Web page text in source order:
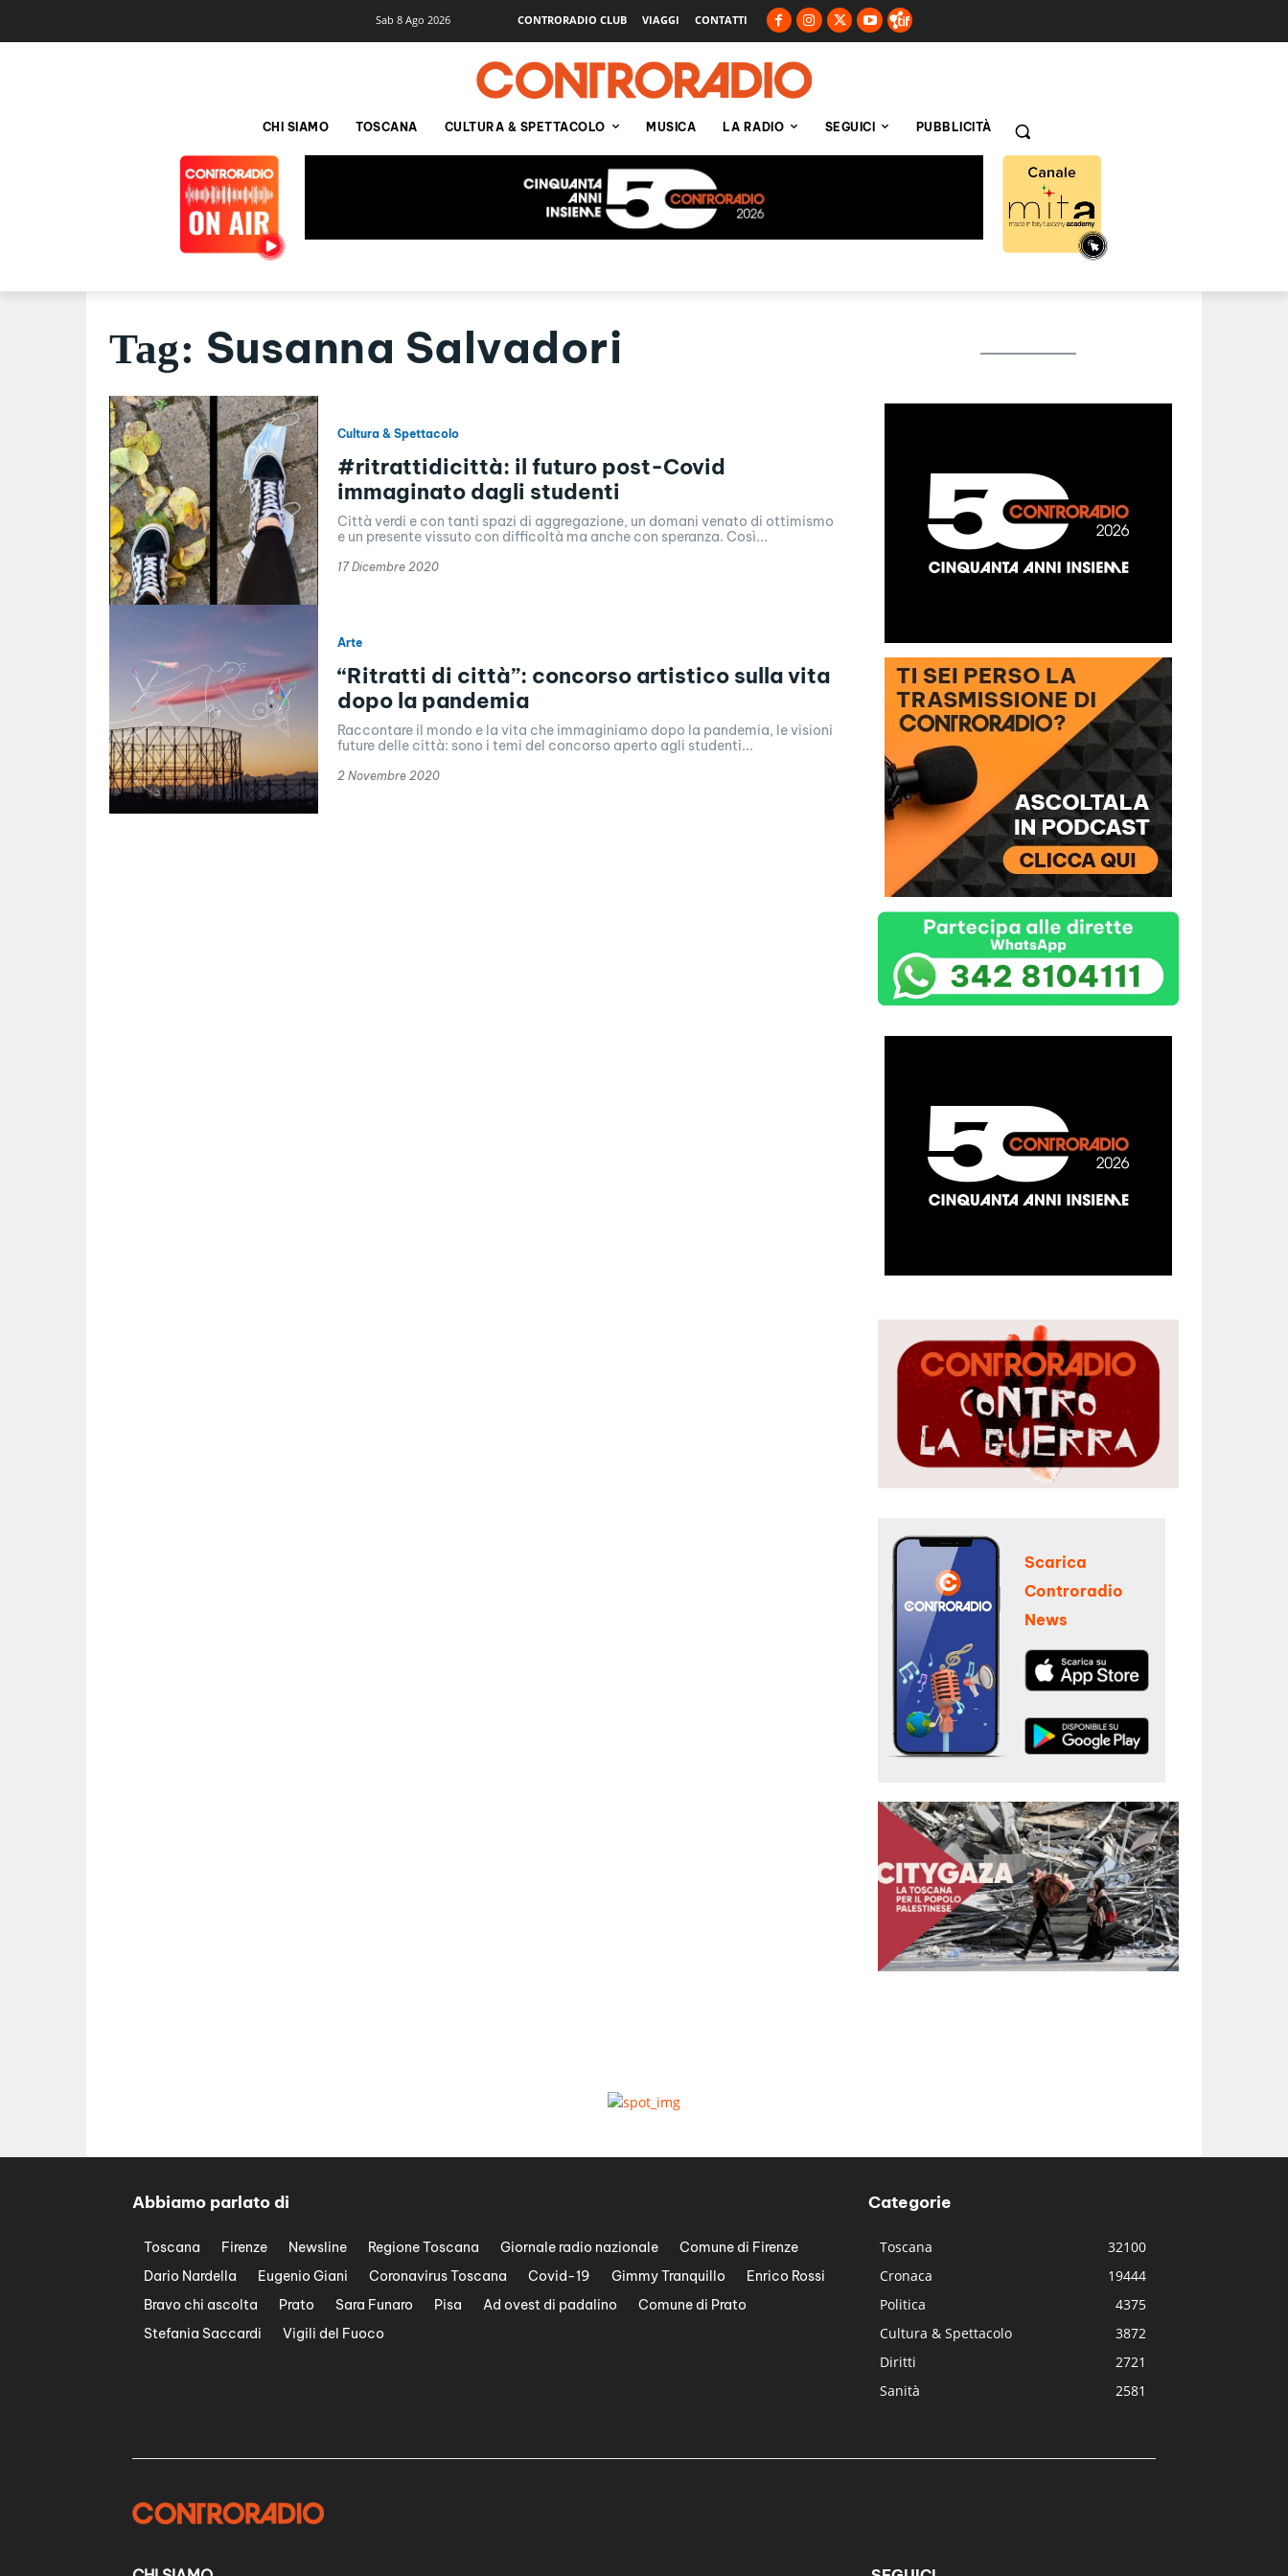
Sab 8 Ago 2026 CONTRORADIO CLUB VIAGGI CONTATTI
CHI SIAMO TOSCANA CULTURA & SPETTACOLO MUSICA LA RADIO SEGUICI PUBBLICITÀ
Tag: Susanna Salvadori
Cultura & Spettacolo
#ritrattidicittà: il futuro post-Covid
immaginato dagli studenti
Città verdi e con tanti spazi di aggregazione, un domani venato di ottimismo
e un presente vissuto con difficoltà ma anche con speranza. Così...
17 Dicembre 2020
Arte
“Ritratti di città”: concorso artistico sulla vita
dopo la pandemia
Raccontare il mondo e la vita che immaginiamo dopo la pandemia, le visioni
future delle città: sono i temi del concorso aperto agli studenti...
2 Novembre 2020
Scarica
Controradio
News
Abbiamo parlato di
Toscana Firenze Newsline Regione Toscana Giornale radio nazionale
Comune di Firenze
Dario Nardella
Eugenio Giani Coronavirus Toscana Covid-19 Gimmy Tranquillo
Enrico Rossi
Bravo chi ascolta
Prato Sara Funaro Pisa Ad ovest di padalino
Comune di Prato
Stefania Saccardi
Vigili del Fuoco
Categorie
Toscana
32100
Cronaca
19444
Politica
4375
Cultura & Spettacolo
3872
Diritti
2721
Sanità
2581